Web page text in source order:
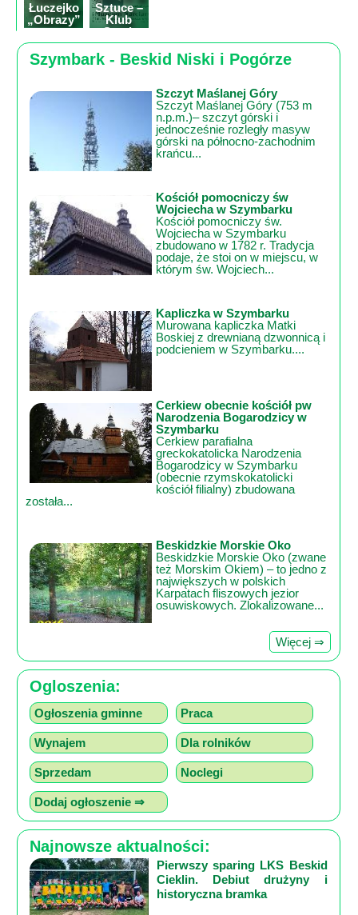
Łuczejko
„Obrazy”
wystawa
malarstwa
Sztuce –
Klub
Sztuk
Wielu z
Tarnowca
Szymbark - Beskid Niski i Pogórze
Szczyt Maślanej Góry
Szczyt Maślanej Góry (753 m
n.p.m.)– szczyt górski i
jednocześnie rozległy masyw
górski na północno-zachodnim
krańcu...
Kościół pomocniczy św
Wojciecha w Szymbarku
Kościół pomocniczy św.
Wojciecha w Szymbarku
zbudowano w 1782 r. Tradycja
podaje, że stoi on w miejscu, w
którym św. Wojciech...
Kapliczka w Szymbarku
Murowana kapliczka Matki
Boskiej z drewnianą dzwonnicą i
podcieniem w Szymbarku....
Cerkiew obecnie kościół pw
Narodzenia Bogarodzicy w
Szymbarku
Cerkiew parafialna
greckokatolicka Narodzenia
Bogarodzicy w Szymbarku
(obecnie rzymskokatolicki
kościół filialny) zbudowana
została...
Beskidzkie Morskie Oko
Beskidzkie Morskie Oko (zwane
też Morskim Okiem) – to jedno z
największych w polskich
Karpatach fliszowych jezior
osuwiskowych. Zlokalizowane...
Więcej ⇒
Ogloszenia:
Ogłoszenia gminne Praca
Wynajem Dla rolników
Sprzedam Noclegi
Dodaj ogłoszenie ⇒
Najnowsze aktualności:
Pierwszy sparing LKS Beskid
Cieklin. Debiut drużyny i
historyczna bramka